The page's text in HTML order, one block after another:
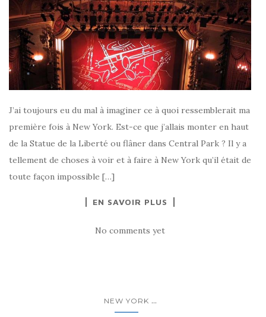
J’ai toujours eu du mal à imaginer ce à quoi ressemblerait ma
première fois à New York. Est-ce que j’allais monter en haut
de la Statue de la Liberté ou flâner dans Central Park ? Il y a
tellement de choses à voir et à faire à New York qu’il était de
toute façon impossible […]
EN SAVOIR PLUS
No comments yet
NEW YORK ...